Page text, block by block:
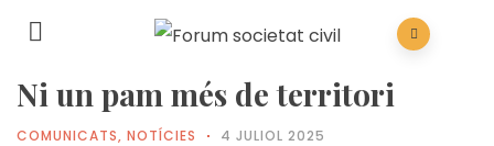
Ni un pam més de territori
COMUNICATS, NOTÍCIES 4 JULIOL 2025